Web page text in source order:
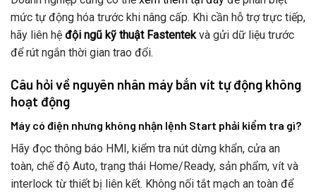
mức tự động hóa trước khi nâng cấp. Khi cần hỗ trợ trực tiếp,
hãy liên hệ đội ngũ kỹ thuật Fastentekvà gửi dữ liệu trước
để rút ngắn thời gian trao đổi.
Câu hỏi về nguyên nhân máy bắn vít tự động không
hoạt động
Máy có điện nhưng không nhận lệnh Start phải kiểm tra gì?
Hãy đọc thông báo HMI, kiểm tra nút dừng khẩn, cửa an
toàn, chế độ Auto, trạng thái Home/Ready, sản phẩm, vít và
interlock từ thiết bị liên kết. Không nối tắt mạch an toàn để